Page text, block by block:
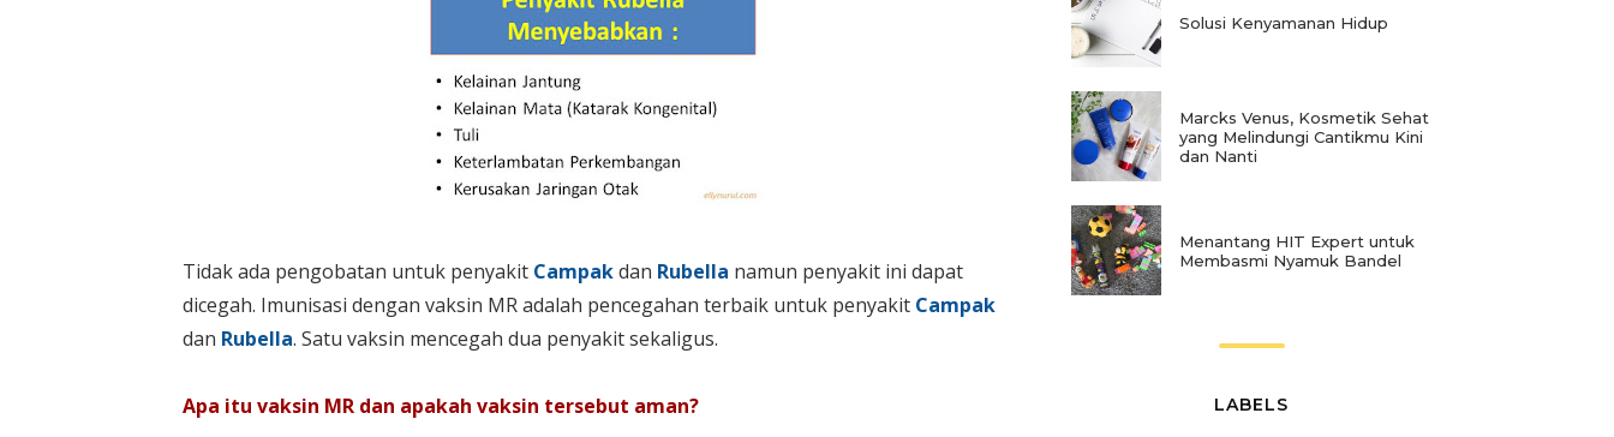
Tidak ada pengobatan untuk penyakit Campakdan Rubella namun penyakit ini dapat
dicegah. Imunisasi dengan vaksin MR adalah pencegahan terbaik untuk penyakit Campak
dan Rubella. Satu vaksin mencegah dua penyakit sekaligus.
Apa itu vaksin MR dan apakah vaksin tersebut aman?
Solusi Kenyamanan Hidup
Marcks Venus, Kosmetik Sehat
yang Melindungi Cantikmu Kini
dan Nanti
Menantang HIT Expert untuk
Membasmi Nyamuk Bandel
LABELS